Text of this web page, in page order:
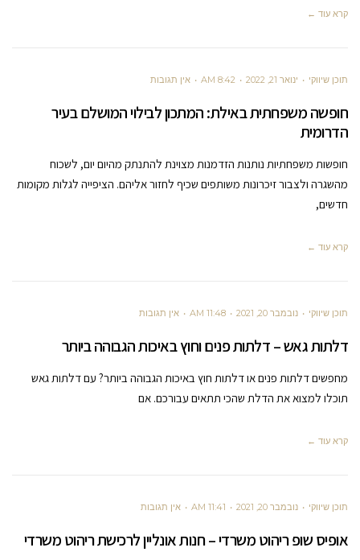
קרא עוד ←
תוכן שיווקי ינואר 21, 2022 8:42 AM אין תגובות
חופשה משפחתית באילת: המתכון לבילוי המושלם בעיר
הדרומית
חופשות משפחתיות נותנות הזדמנות מצוינת להתנתק מהיום יום, לשכוח
מהשגרה ולצבור זיכרונות משותפים שכיף לחזור אליהם. הציפייה לגלות מקומות
חדשים,
קרא עוד ←
תוכן שיווקי נובמבר 20, 2021 11:48 AM אין תגובות
דלתות גאש – דלתות פנים וחוץ באיכות הגבוהה ביותר
מחפשים דלתות פנים או דלתות חוץ באיכות הגבוהה ביותר? עם דלתות גאש
תוכלו למצוא את הדלת שהכי תתאים עבורכם. אם
קרא עוד ←
תוכן שיווקי נובמבר 20, 2021 11:41 AM אין תגובות
אופיס שופ ריהוט משרדי – חנות אונליין לרכישת ריהוט משרדי